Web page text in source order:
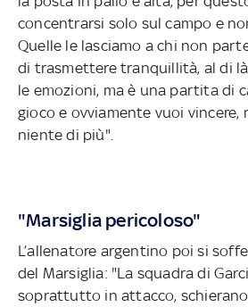
concentrarsi solo sul campo e
Quelle le lasciamo a chi non
di trasmettere tranquillità, al di
le emozioni, ma è una partita di
gioco e ovviamente vuoi vincere,
niente di più".
"Marsiglia pericoloso"
L’allenatore argentino poi si
del Marsiglia: "La squadra di
soprattutto in attacco,